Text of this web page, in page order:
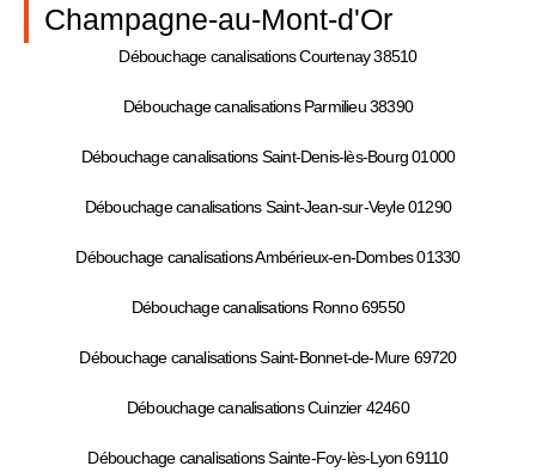
Champagne-au-Mont-d'Or
Débouchage canalisations Courtenay 38510
Débouchage canalisations Parmilieu 38390
Débouchage canalisations Saint-Denis-lès-Bourg 01000
Débouchage canalisations Saint-Jean-sur-Veyle 01290
Débouchage canalisations Ambérieux-en-Dombes 01330
Débouchage canalisations Ronno 69550
Débouchage canalisations Saint-Bonnet-de-Mure 69720
Débouchage canalisations Cuinzier 42460
Débouchage canalisations Sainte-Foy-lès-Lyon 69110